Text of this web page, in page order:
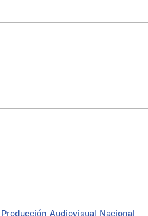
Audiovisual Nacional